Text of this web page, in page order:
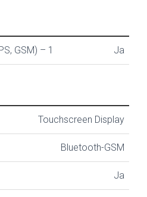
GSM) – 1 Ja
Touchscreen Display
Bluetooth-GSM
Ja